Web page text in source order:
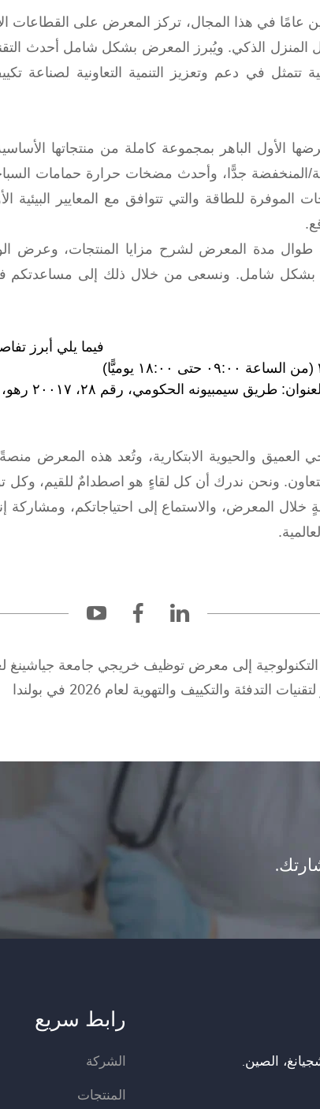
عامًا في هذا المجال، تركز المعرض على القطاعات
الذكي. ويُبرز المعرض بشكل شامل أحدث
الأول الباهر بمجموعة كاملة من منتجاتها
المنخفضة جدًّا، وأحدث مضخات حرارة حمامات
للطاقة والتي تتوافق مع المعايير البيئية
طوال مدة المعرض لشرح مزايا المنتجات، وعرض
بشكل شامل. ونسعى من خلال ذلك إلى مساعدتكم
فيما يلي أبرز
الحكومي، رقم ٢٨، ٢٠٠١٧ رهو، مقاطعة ميلانو، إيطاليا)
العميق والحيوية الابتكارية، وتُعد هذه المعرض
ونحن ندرك أن كل لقاءٍ هو اصطدامٌ للقيم،
خلال المعرض، والاستماع إلى احتياجاتكم،
إلى معرض توظيف خريجي جامعة جياشينغ لعام
والتكييف والتهوية لعام 2026 في بولندا
رابط سريع
الشركة
المنتجات